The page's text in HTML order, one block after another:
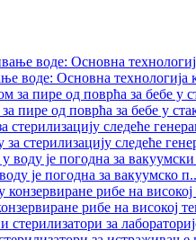
воде: Основна технологија
пире од поврћа за бебе у
стерилизацију следеће
је погодна за вакуумско
рибе на високој